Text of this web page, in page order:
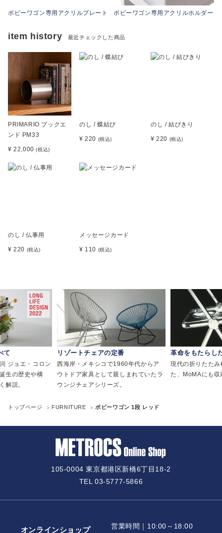
ボビーワゴン専用アクリルプレート ボビーワゴン専用アクリルホルダー
item history 最近チェックした商品
PRIMARIO ブックエ
ンド PM33
¥ 22,000(税込)
のし / 蝶結び
¥ 220 (税込)
のし / 結びきり
¥ 220 (税込)
のし / 仏事用
¥ 220 (税込)
メッセージカード
¥ 110 (税込)
て
ジョエ・コロン
生の歴史や構
解説。
リゾートチェアの定番
西海岸・メキシコで1960年代からア
ウトドア家具として親しまれていたラ
ウンジチェアシリーズ。
革命をもたらし
現代の折りたた
た、MoMAにも収
トップページ FURNITURE ボビーワゴン 1段 レッド
105-0004 東京都港区新橋6丁目18-2
TEL 03-5777-5866
オンラインショップ 営業時間｜10:00～18:00